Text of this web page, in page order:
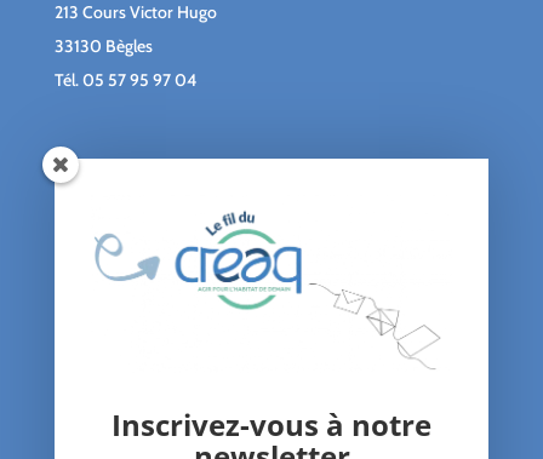
213 Cours Victor Hugo
33130 Bègles
Tél.05 57 95 97 04
Qui sommes-nous ?
Agenda
Inscrivez-vous à notre